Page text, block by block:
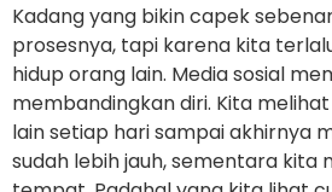
Kadang yang bikin capek
prosesnya, tapi karena kita
hidup orang lain. Media sosial
membandingkan diri. Kita
lain setiap hari sampai akhirnya
sudah lebih jauh, sementara kita